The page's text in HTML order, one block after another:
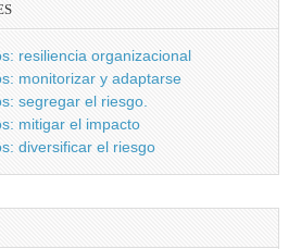
resiliencia organizacional
monitorizar y adaptarse
segregar el riesgo.
mitigar el impacto
diversificar el riesgo